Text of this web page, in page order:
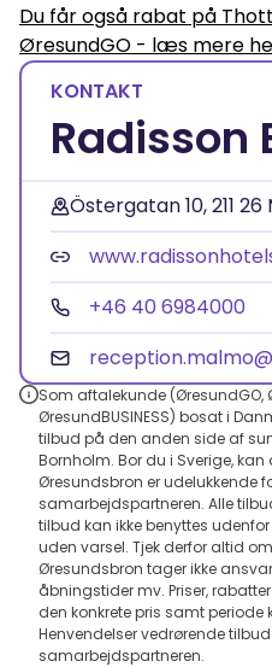
Du får også rabat på
ØresundGO - læs mere
KONTAKT
Radisson
Östergatan 10, 211
+46 40 6984000
Som aftalekunde (ØresundGO,
ØresundBUSINESS) bosat i
tilbud på den anden side af
Bornholm. Bor du i Sverige,
Øresundsbron er udelukkende
samarbejdspartneren. Alle
tilbud kan ikke benyttes
uden varsel. Tjek derfor altid
Øresundsbron tager ikke
åbningstider mv. Priser,
den konkrete pris samt periode
Henvendelser vedrørende
samarbejdspartneren.